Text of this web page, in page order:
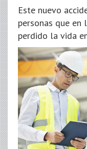
Este nuevo
personas que en
perdido la vida